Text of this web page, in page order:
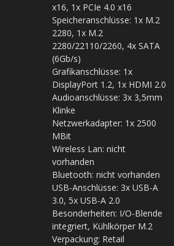
x16, 1x PCIe 4.0 x16
Speicheranschlüsse: 1x M.2
2280, 1x M.2
2280/22110/2260, 4x SATA
(6Gb/s)
Grafikanschlüsse: 1x
DisplayPort 1.2, 1x HDMI 2.0
Audioanschlüsse: 3x 3,5mm
Klinke
Netzwerkadapter: 1x 2500
MBit
Wireless Lan: nicht
vorhanden
Bluetooth: nicht vorhanden
USB-Anschlüsse: 3x USB-A
3.0, 5x USB-A 2.0
Besonderheiten: I/O-Blende
integriert, Kühlkörper M.2
Verpackung: Retail